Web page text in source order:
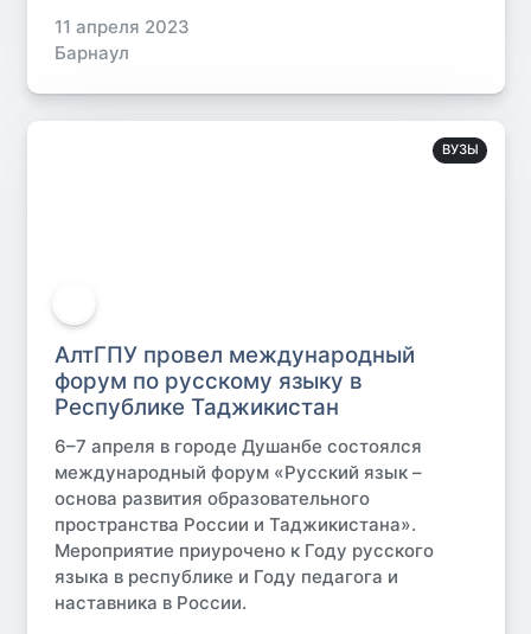
11 апреля 2023
Барнаул
ВУЗЫ
АлтГПУ провел международный
форум по русскому языку в
Республике Таджикистан
6–7 апреля в городе Душанбе состоялся
международный форум «Русский язык –
основа развития образовательного
пространства России и Таджикистана».
Мероприятие приурочено к Году русского
языка в республике и Году педагога и
наставника в России.